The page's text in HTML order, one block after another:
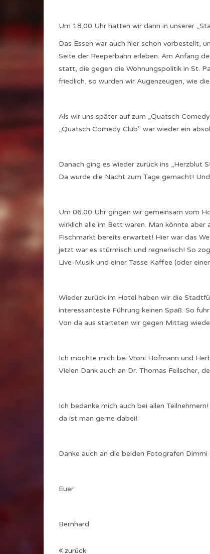
Um 18.00 Uhr hatten wir dann in unserer
Das Essen war auch hier schon vorbestellt,
Seite der Reeperbahn erleben. Am Anfang
statt, die gegen die Wohnungspolitik in St.
friedlich, so wurden wir Augenzeugen, wie
Als wir uns später auf zum „Quatsch
„Quatsch Comedy Club" war wieder ein
Danach ging es wieder zurück ins „Herzblut
Da wurde die Nacht zum Tage gemacht!
Um 06.00 Uhr gingen wir gemeinsam vom
wirklich alle im Bett waren. Man könnte aber
Fischmarkt bereits erwartet! Hier war das
jetzt war es stürmisch und regnerisch! So
Live-Musik und einer Tasse Kaffee (oder
Wieder zurück im Hotel haben wir die
interessanteste Führung keinen Spaß. So
Von da aus starteten wir gegen Mittag
Ich möchte mich bei Vroni Hofmann und
Vielen Dank auch an Dr. Thomas Feilscher,
Ich bedanke mich auch bei allen
da ist man gerne dabei!
Danke auch an die beiden Fotografen
Euer
Bernhard
zurück